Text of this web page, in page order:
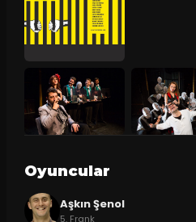
Oyuncular
Aşkın Şenol
5. Frank